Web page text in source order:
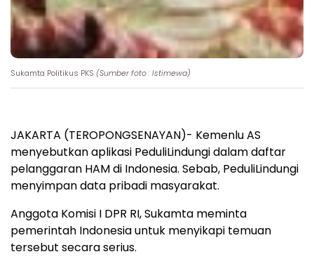
Sukamta Politikus PKS (Sumber foto : Istimewa)
JAKARTA (TEROPONGSENAYAN)- Kemenlu AS
menyebutkan aplikasi PeduliLindungi dalam daftar
pelanggaran HAM di Indonesia. Sebab, PeduliLindungi
menyimpan data pribadi masyarakat.
Anggota Komisi I DPR RI, Sukamta meminta
pemerintah Indonesia untuk menyikapi temuan
tersebut secara serius.